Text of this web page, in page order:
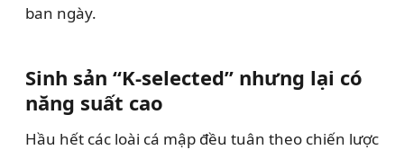
ban ngày.
Sinh sản “K-selected” nhưng lại có
năng suất cao
Hầu hết các loài cá mập đều tuân theo chiến lược